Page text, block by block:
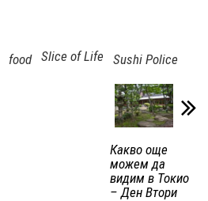
food Slice of Life Sushi Police
Какво още
можем да
видим в Токио
– Ден Втори